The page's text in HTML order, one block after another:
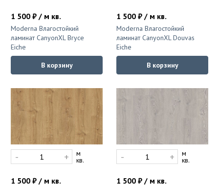
1 500 ₽ / м кв.
Moderna Влагостойкий
ламинат CanyonXL Bryce
Eiche
В корзину
1 500 ₽ / м кв.
Moderna Влагостойкий
ламинат CanyonXL Douvas
Eiche
В корзину
1 500 ₽ / м кв.
- + м
кв.
1 500 ₽ / м кв.
- + м
кв.